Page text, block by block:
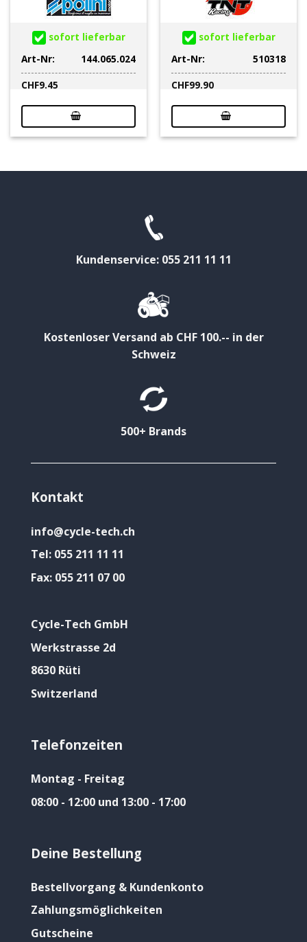
sofort lieferbar
Art-Nr:
144.065.024
CHF9.45
sofort lieferbar
Art-Nr:
510318
CHF99.90
Kundenservice: 055 211 11 11
Kostenloser Versand ab CHF 100.-- in der
Schweiz
500+ Brands
Kontakt
info@cycle-tech.ch
Tel: 055 211 11 11
Fax: 055 211 07 00
Cycle-Tech GmbH
Werkstrasse 2d
8630 Rüti
Switzerland
Telefonzeiten
Montag - Freitag
08:00 - 12:00 und 13:00 - 17:00
Deine Bestellung
Bestellvorgang & Kundenkonto
Zahlungsmöglichkeiten
Gutscheine